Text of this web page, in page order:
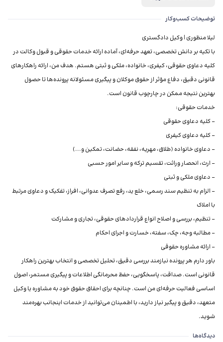
توضیحات کسب‌وکار
با تکیه بر دانش تخصصی، تعهد حرفه‌ای، آماده ارائه خدمات حقوقی و قبول وکالت در
کلیه دعاوی حقوقی، کیفری، خانواده، ملکی و ثبتی هستم. هدف من، ارائه راهکارهای
قانونی دقیق، دفاع مؤثر از حقوق موکلان و پیگیری مسئولانه پرونده‌ها تا حصول
- الزام به تنظیم سند رسمی، خلع ید، رفع تصرف عدوانی، افراز، تفکیک و دعاوی مرتبط
باور دارم هر پرونده نیازمند بررسی دقیق، تحلیل تخصصی و انتخاب بهترین راهکار
قانونی است. صداقت، پاسخگویی، حفظ محرمانگی اطلاعات و پیگیری مستمر، اصول
اساسی فعالیت حرفه‌ای من است. چنانچه برای احقاق حقوق خود به مشاوره یا وکیل
متعهد، دقیق و پیگیر نیاز دارید، با اطمینان می‌توانید از خدمات اینجانب بهره‌مند
شوید.
دیدگاه‌ها درباره وکیل لیلا منظوری
دیدگاه‌ها